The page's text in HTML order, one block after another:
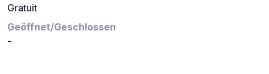
Gratuit
Geöffnet/Geschlossen
-